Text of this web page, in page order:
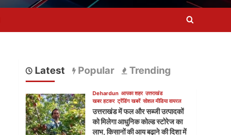
Latest Popular Trending
Dehardun आपका शहर उत्तराखंड
खबर हटकर ट्रेंडिंग खबरें सोशल मीडिया वायरल
उत्तराखंड में फल और सब्जी उत्पादकों
को मिलेगा आधुनिक कोल्ड स्टोरेज का
लाभ, किसानों की आय बढ़ाने की दिशा में